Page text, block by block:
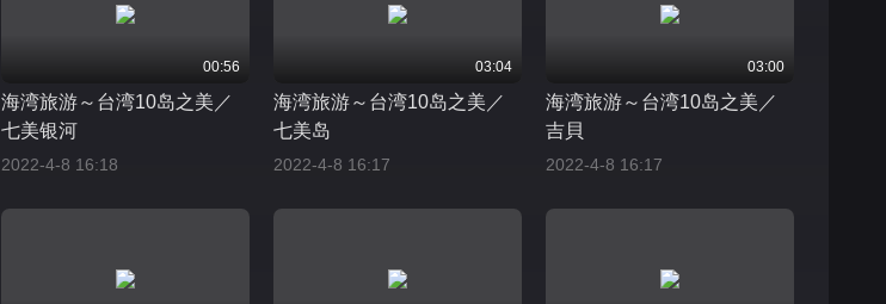
00:56
海湾旅游～台湾10岛之美／
七美银河
2022-4-8 16:18
03:04
海湾旅游～台湾10岛之美／
七美岛
2022-4-8 16:17
03:00
海湾旅游～台湾10岛之美／
吉貝
2022-4-8 16:17